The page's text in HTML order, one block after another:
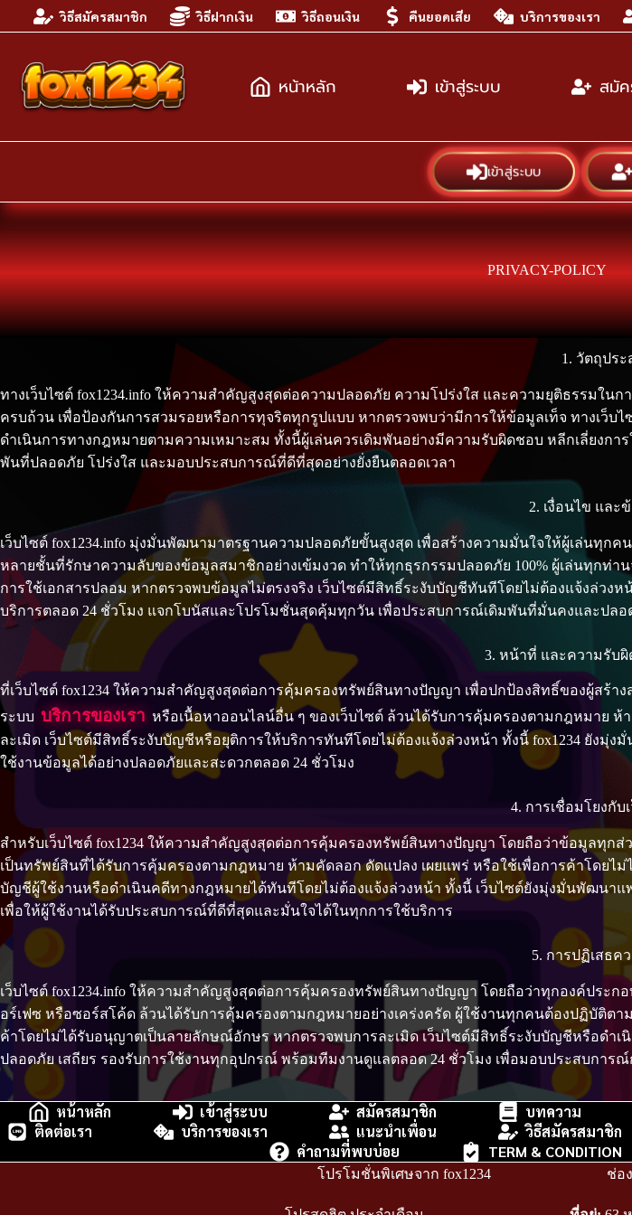
วิธีสมัครสมาชิก วิธีฝากเงิน วิธีถอนเงิน คืนยอดเสีย บริการของเรา
หน้าหลัก เข้าสู่ระบบ สมั
เข้าสู่ระบบ
PRIVACY-POLICY
1. วัตถุประ
ทางเว็บไซต์ fox1234.info ให้ความสำคัญสูงสุดต่อความปลอดภัย ความโปร่งใส และความยุติธรรม
ครบถ้วน เพื่อป้องกันการสวมรอยหรือการทุจริตทุกรูปแบบ หากตรวจพบว่ามีการให้ข้อมูลเท็จ ทางเ
ดำเนินการทางกฎหมายตามความเหมาะสม ทั้งนี้ผู้เล่นควรเดิมพันอย่างมีความรับผิดชอบ หลีกเลี่ยงก
พันที่ปลอดภัย โปร่งใส และมอบประสบการณ์ที่ดีที่สุดอย่างยั่งยืนตลอดเวลา
2. เงื่อนไข และ
เว็บไซต์ fox1234.info มุ่งมั่นพัฒนามาตรฐานความปลอดภัยขั้นสูงสุด เพื่อสร้างความมั่นใจให้ผู้เล่นทุก
หลายชั้นที่รักษาความลับของข้อมูลสมาชิกอย่างเข้มงวด ทำให้ทุกธุรกรรมปลอดภัย 100% ผู้เล่นทุกท่า
การใช้เอกสารปลอม หากตรวจพบข้อมูลไม่ตรงจริง เว็บไซต์มีสิทธิ์ระงับบัญชีทันทีโดยไม่ต้องแจ้งล่วงห
บริการตลอด 24 ชั่วโมง แจกโบนัสและโปรโมชั่นสุดคุ้มทุกวัน เพื่อประสบการณ์เดิมพันที่มั่นคงและปลอ
3. หน้าที่ และความรับผิ
ที่เว็บไซต์ fox1234 ให้ความสำคัญสูงสุดต่อการคุ้มครองทรัพย์สินทางปัญญา เพื่อปกป้องสิทธิ์ของผู้สร้
ระบบ บริการของเรา หรือเนื้อหาออนไลน์อื่น ๆ ของเว็บไซต์ ล้วนได้รับการคุ้มครองตามกฎหมาย
ละเมิด เว็บไซต์มีสิทธิ์ระงับบัญชีหรือยุติการให้บริการทันทีโดยไม่ต้องแจ้งล่วงหน้า ทั้งนี้ fox1234 ยั
ใช้งานข้อมูลได้อย่างปลอดภัยและสะดวกตลอด 24 ชั่วโมง
4. การเชื่อมโยงกับ
สำหรับเว็บไซต์ fox1234 ให้ความสำคัญสูงสุดต่อการคุ้มครองทรัพย์สินทางปัญญา โดยถือว่าข้อมูลทุก
เป็นทรัพย์สินที่ได้รับการคุ้มครองตามกฎหมาย ห้ามคัดลอก ดัดแปลง เผยแพร่ หรือใช้เพื่อการค้าโดยไ
บัญชีผู้ใช้งานหรือดำเนินคดีทางกฎหมายได้ทันทีโดยไม่ต้องแจ้งล่วงหน้า ทั้งนี้ เว็บไซต์ยังมุ่งมั่นพัฒน
เพื่อให้ผู้ใช้งานได้รับประสบการณ์ที่ดีที่สุดและมั่นใจได้ในทุกการใช้บริการ
5. การปฏิเสธค
เว็บไซต์ fox1234.info ให้ความสำคัญสูงสุดต่อการคุ้มครองทรัพย์สินทางปัญญา โดยถือว่าทุกองค์ประ
อร์เฟซ หรือซอร์สโค้ด ล้วนได้รับการคุ้มครองตามกฎหมายอย่างเคร่งครัด ผู้ใช้งานทุกคนต้องปฏิบัติต
ค้าโดยไม่ได้รับอนุญาตเป็นลายลักษณ์อักษร หากตรวจพบการละเมิด เว็บไซต์มีสิทธิ์ระงับบัญชีหรือดำ
ปลอดภัย เสถียร รองรับการใช้งานทุกอุปกรณ์ พร้อมทีมงานดูแลตลอด 24 ชั่วโมง เพื่อมอบประสบการ
หน้าหลัก เข้าสู่ระบบ สมัครสมาชิก บทความ
ติดต่อเรา
บริการของเรา แนะนำเพื่อน วิธีสมัครสมาชิก
คำถามที่พบบ่อย
TERM & CONDITION
โปรโมชั่นพิเศษจาก fox1234 ช่อ